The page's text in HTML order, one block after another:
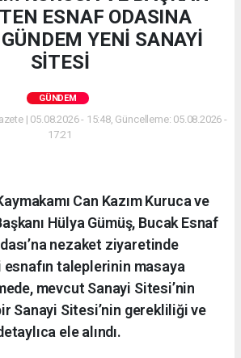
ESNAF ODASINA
YENİ SANAYİ
SİTESİ
GÜNDEM
| 05.08.2026 - 15:48, Güncelleme: 05.08.2026 -
17:21
Can Kazım Kuruca ve
Hülya Gümüş, Bucak Esnaf
nezaket ziyaretinde
esnafın taleplerinin masaya
mevcut Sanayi Sitesi’nin
Sanayi Sitesi’nin gerekliliği ve
ele alındı.